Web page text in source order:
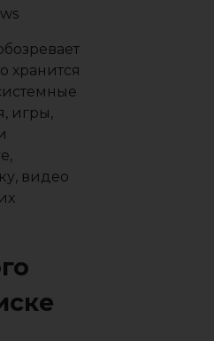
хранится
игры,
видео